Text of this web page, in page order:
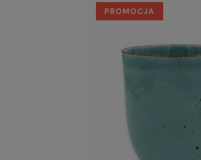
PROMOCJA